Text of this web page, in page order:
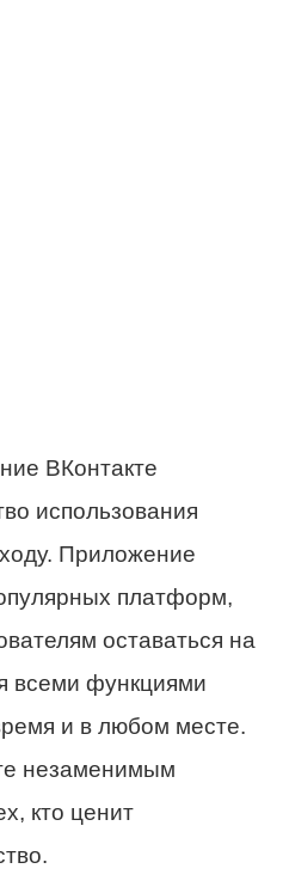
ВКонтакте
использования
Приложение
платформ,
оставаться на
всеми функциями
и в любом месте.
незаменимым
кто ценит